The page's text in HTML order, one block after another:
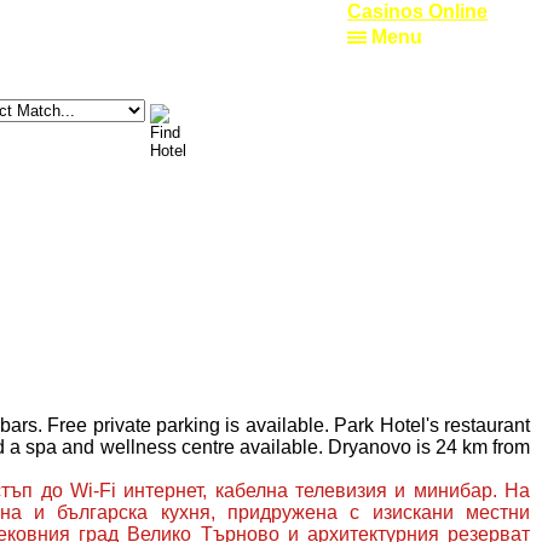
Casinos Online
Free private parking is available. Park Hotel's restaurant
spa and wellness centre available. Dryanovo is 24 km from
до Wi-Fi интернет, кабелна телевизия и минибар. На
и българска кухня, придружена с изискани местни
град Велико Търново и архитектурния резерват
Menu